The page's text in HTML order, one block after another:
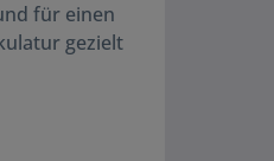
für einen
gezielt